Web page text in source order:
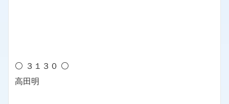
⚪ ３１３０ ⚪
高田明